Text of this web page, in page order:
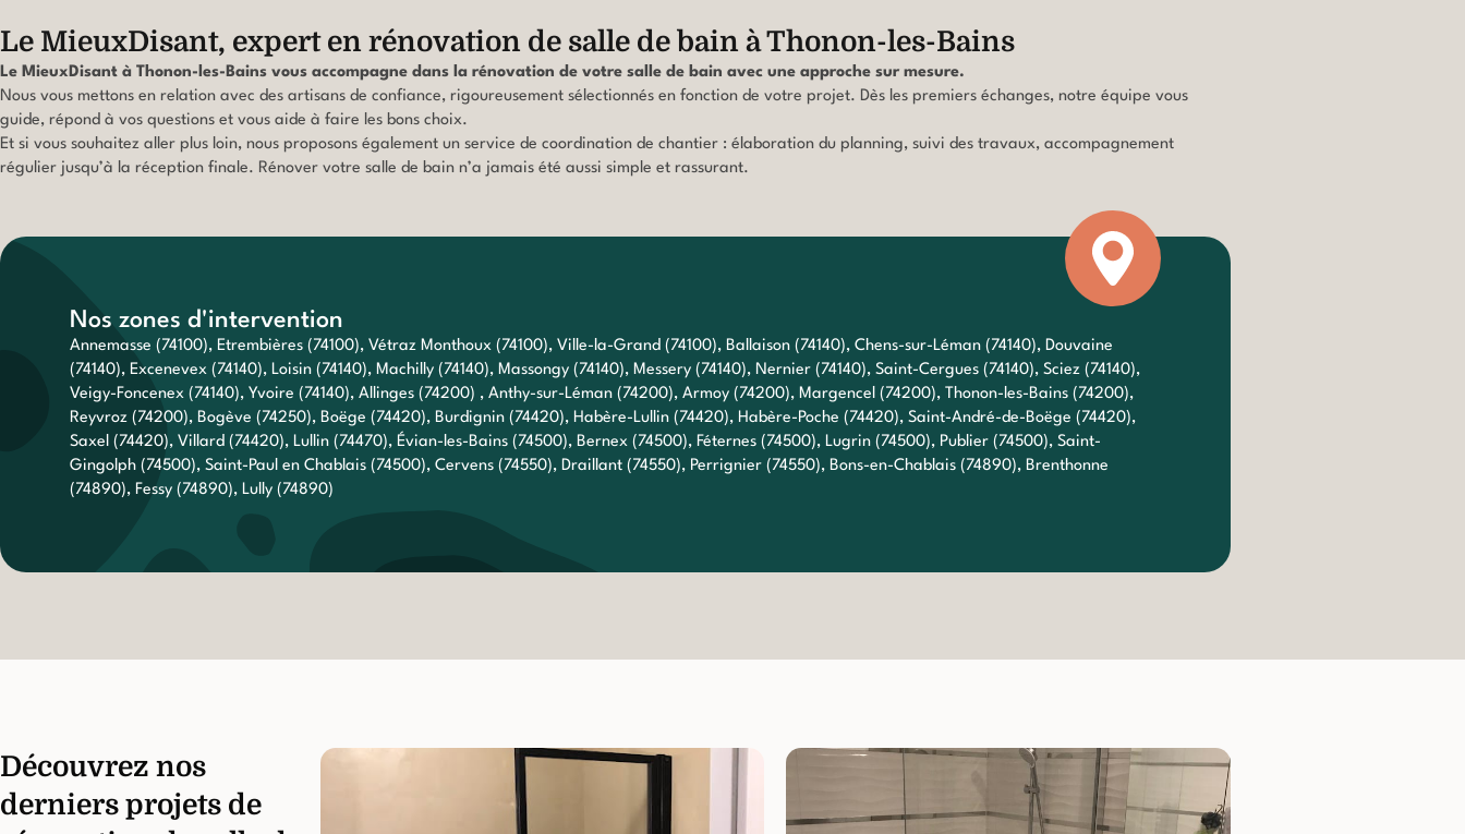
Le MieuxDisant, expert en rénovation de salle de bain à Thonon-les-Bains
Le MieuxDisant à Thonon-les-Bains vous accompagne dans la rénovation de votre salle de bain avec une approche sur mesure.
Nous vous mettons en relation avec des artisans de confiance, rigoureusement sélectionnés en fonction de votre projet. Dès les premiers échanges, notre équipe vous
guide, répond à vos questions et vous aide à faire les bons choix.
Et si vous souhaitez aller plus loin, nous proposons également un service de coordination de chantier : élaboration du planning, suivi des travaux, accompagnement
régulier jusqu’à la réception finale. Rénover votre salle de bain n’a jamais été aussi simple et rassurant.
Nos zones d'intervention
Annemasse (74100), Etrembières (74100), Vétraz Monthoux (74100), Ville-la-Grand (74100), Ballaison (74140), Chens-sur-Léman (74140), Douvaine
(74140), Excenevex (74140), Loisin (74140), Machilly (74140), Massongy (74140), Messery (74140), Nernier (74140), Saint-Cergues (74140), Sciez (74140),
Veigy-Foncenex (74140), Yvoire (74140), Allinges (74200) , Anthy-sur-Léman (74200), Armoy (74200), Margencel (74200), Thonon-les-Bains (74200),
Reyvroz (74200), Bogève (74250), Boëge (74420), Burdignin (74420), Habère-Lullin (74420), Habère-Poche (74420), Saint-André-de-Boëge (74420),
Saxel (74420), Villard (74420), Lullin (74470), Évian-les-Bains (74500), Bernex (74500), Féternes (74500), Lugrin (74500), Publier (74500), Saint-
Gingolph (74500), Saint-Paul en Chablais (74500), Cervens (74550), Draillant (74550), Perrignier (74550), Bons-en-Chablais (74890), Brenthonne
(74890), Fessy (74890), Lully (74890)
Découvrez nos
derniers projets de